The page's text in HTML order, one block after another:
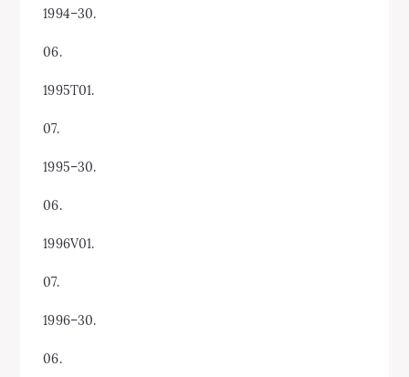
1994–30.
06.
1995T01.
07.
1995–30.
06.
1996V01.
07.
1996–30.
06.